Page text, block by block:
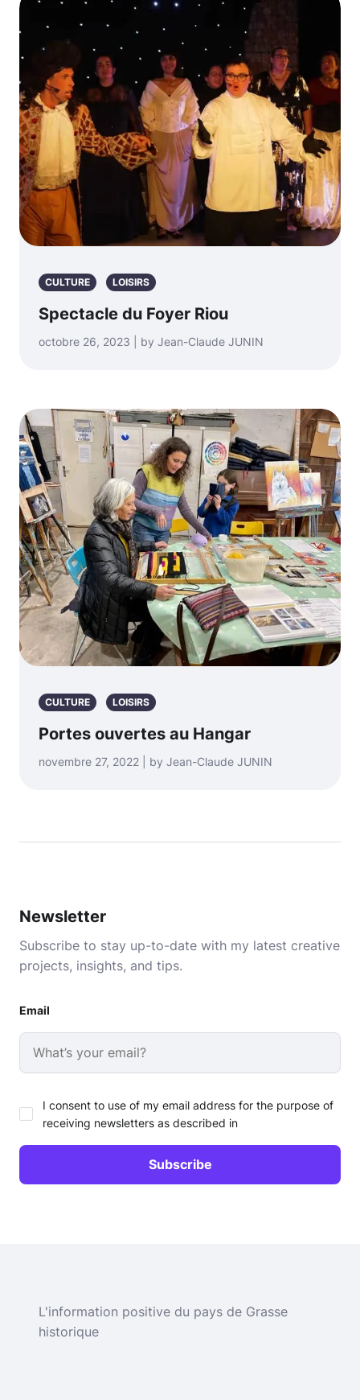
CULTURE LOISIRS
Spectacle du Foyer Riou
octobre 26, 2023 | by Jean-Claude JUNIN
CULTURE LOISIRS
Portes ouvertes au Hangar
novembre 27, 2022 | by Jean-Claude JUNIN
Newsletter
Subscribe to stay up-to-date with my latest creative
projects, insights, and tips.
Email
I consent to use of my email address for the purpose of
receiving newsletters as described in
L'information positive du pays de Grasse
historique